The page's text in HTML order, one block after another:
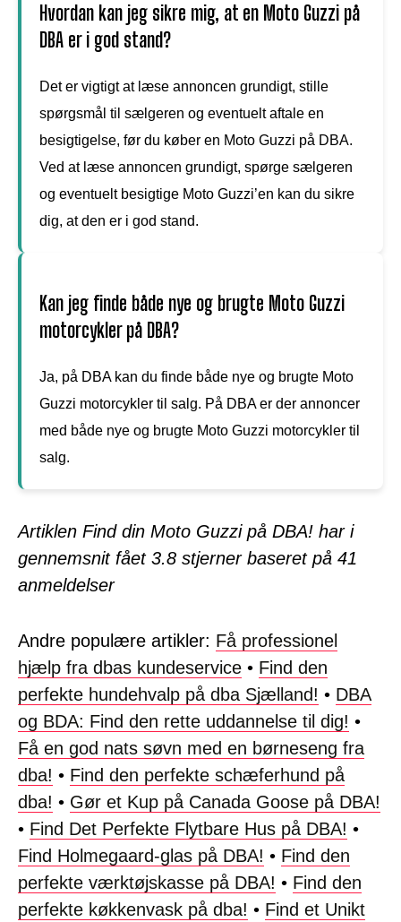
Hvordan kan jeg sikre mig, at en Moto Guzzi på
DBA er i god stand?
Det er vigtigt at læse annoncen grundigt, stille
spørgsmål til sælgeren og eventuelt aftale en
besigtigelse, før du køber en Moto Guzzi på DBA.
Ved at læse annoncen grundigt, spørge sælgeren
og eventuelt besigtige Moto Guzzi’en kan du sikre
dig, at den er i god stand.
Kan jeg finde både nye og brugte Moto Guzzi
motorcykler på DBA?
Ja, på DBA kan du finde både nye og brugte Moto
Guzzi motorcykler til salg. På DBA er der annoncer
med både nye og brugte Moto Guzzi motorcykler til
salg.
Artiklen Find din Moto Guzzi på DBA! har i
gennemsnit fået 3.8 stjerner baseret på 41
anmeldelser
Andre populære artikler: Få professionel
hjælp fra dbas kundeservice • Find den
perfekte hundehvalp på dba Sjælland! • DBA
og BDA: Find den rette uddannelse til dig! •
Få en god nats søvn med en børneseng fra
dba! • Find den perfekte schæferhund på
dba! • Gør et Kup på Canada Goose på DBA!
• Find Det Perfekte Flytbare Hus på DBA! •
Find Holmegaard-glas på DBA! • Find den
perfekte værktøjskasse på DBA! • Find den
perfekte køkkenvask på dba! • Find et Unikt